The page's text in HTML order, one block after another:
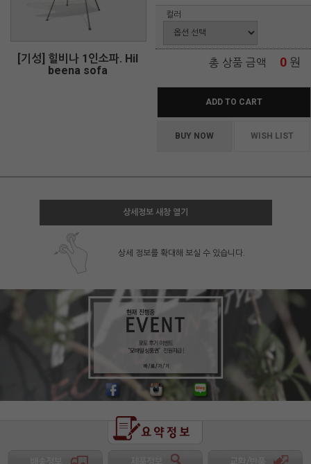
[기성] 힐비나 1인소파. Hil
beena sofa
컬러
총 상품 금액 0 원
ADD TO CART
BUY NOW WISH LIST
상세정보 새창 열기
상세 정보를 확대해 보실 수 있습니다.